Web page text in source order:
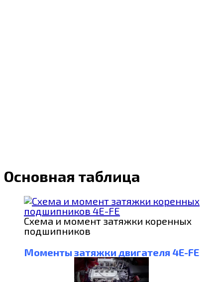
Основная таблица
Схема и момент затяжки коренных
подшипников
Моменты затяжки двигателя 4E-FE